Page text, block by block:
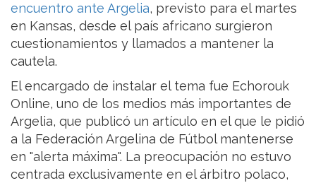
encuentro ante Argelia, previsto para el martes
en Kansas, desde el país africano surgieron
cuestionamientos y llamados a mantener la
cautela.
El encargado de instalar el tema fue Echorouk
Online, uno de los medios más importantes de
Argelia, que publicó un artículo en el que le pidió
a la Federación Argelina de Fútbol mantenerse
en "alerta máxima". La preocupación no estuvo
centrada exclusivamente en el árbitro polaco,